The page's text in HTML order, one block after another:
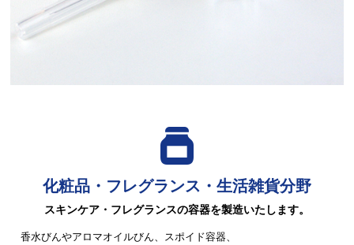
化粧品・フレグランス・生活雑貨分野
スキンケア・フレグランスの容器を製造いたします。
香水びんやアロマオイルびん、スポイド容器、